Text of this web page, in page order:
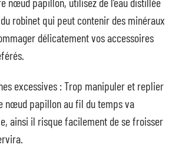
robinet qui peut contenir des minéraux
délicatement vos accessoires
excessives : Trop manipuler et replier
nœud papillon au fil du temps va
ainsi il risque facilement de se froisser